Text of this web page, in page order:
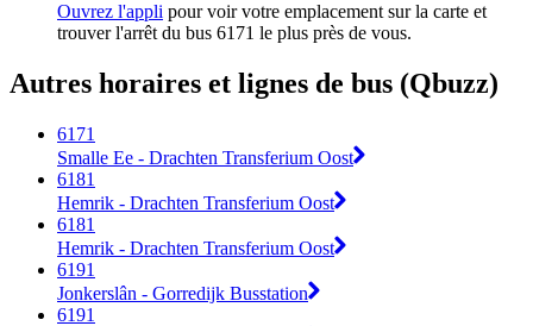
Ouvrez l'appli pour voir votre emplacement sur la carte et
trouver l'arrêt du bus 6171 le plus près de vous.
Autres horaires et lignes de bus (Qbuzz)
6171
Smalle Ee - Drachten Transferium Oost
6181
Hemrik - Drachten Transferium Oost
6181
Hemrik - Drachten Transferium Oost
6191
Jonkerslân - Gorredijk Busstation
6191